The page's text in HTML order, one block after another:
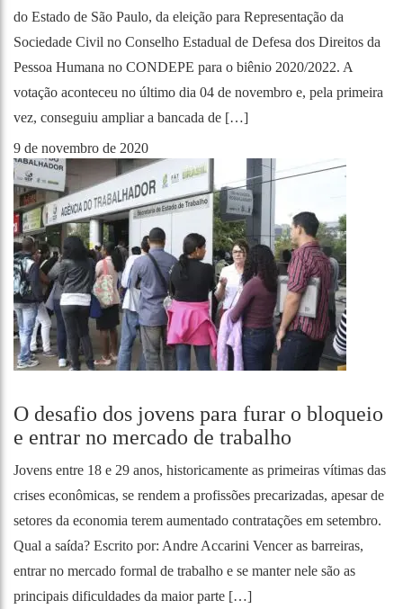
do Estado de São Paulo, da eleição para Representação da
Sociedade Civil no Conselho Estadual de Defesa dos Direitos da
Pessoa Humana no CONDEPE para o biênio 2020/2022. A
votação aconteceu no último dia 04 de novembro e, pela primeira
vez, conseguiu ampliar a bancada de […]
9 de novembro de 2020
O desafio dos jovens para furar o bloqueio
e entrar no mercado de trabalho
Jovens entre 18 e 29 anos, historicamente as primeiras vítimas das
crises econômicas, se rendem a profissões precarizadas, apesar de
setores da economia terem aumentado contratações em setembro.
Qual a saída? Escrito por: Andre Accarini Vencer as barreiras,
entrar no mercado formal de trabalho e se manter nele são as
principais dificuldades da maior parte […]